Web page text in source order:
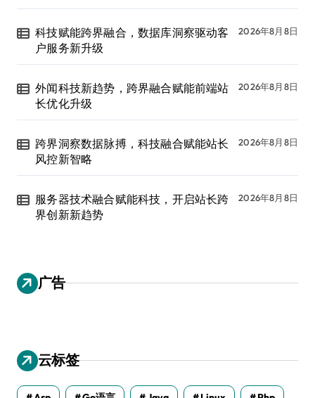
科技赋能跨界融合，数据库洞察驱动客
户服务新升级
2026年8月8日
外闻科技新趋势，跨界融合赋能前端站
长优化升级
2026年8月8日
跨界洞察数据脉搏，科技融合赋能站长
风控新智略
2026年8月8日
服务器技术融合赋能科技，开启站长跨
界创新新趋势
2026年8月8日
广告
云标签